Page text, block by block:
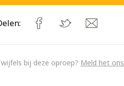
bij deze oproep? Meld het ons